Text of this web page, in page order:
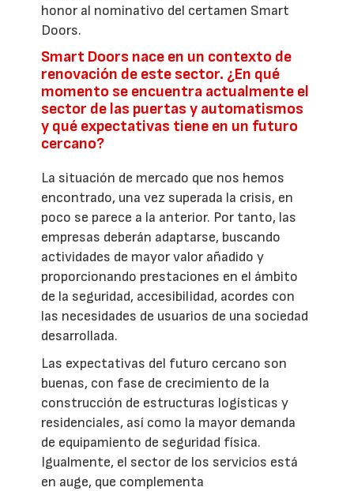
honor al nominativo del certamen Smart
Doors.
Smart Doors nace en un contexto de
renovación de este sector. ¿En qué
momento se encuentra actualmente el
sector de las puertas y automatismos
y qué expectativas tiene en un futuro
cercano?
La situación de mercado que nos hemos
encontrado, una vez superada la crisis, en
poco se parece a la anterior. Por tanto, las
empresas deberán adaptarse, buscando
actividades de mayor valor añadido y
proporcionando prestaciones en el ámbito
de la seguridad, accesibilidad, acordes con
las necesidades de usuarios de una sociedad
desarrollada.
Las expectativas del futuro cercano son
buenas, con fase de crecimiento de la
construcción de estructuras logísticas y
residenciales, así como la mayor demanda
de equipamiento de seguridad física.
Igualmente, el sector de los servicios está
en auge, que complementa